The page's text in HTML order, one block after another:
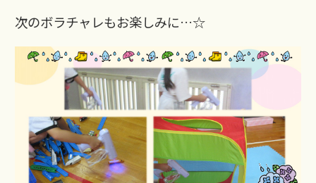
次のボラチャレもお楽しみに…☆